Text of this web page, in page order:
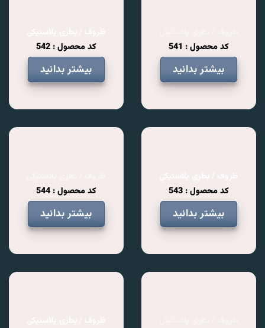
کد محصول : 541
بیشتر بدانید
کد محصول : 542
بیشتر بدانید
کد محصول : 543
بیشتر بدانید
کد محصول : 544
بیشتر بدانید